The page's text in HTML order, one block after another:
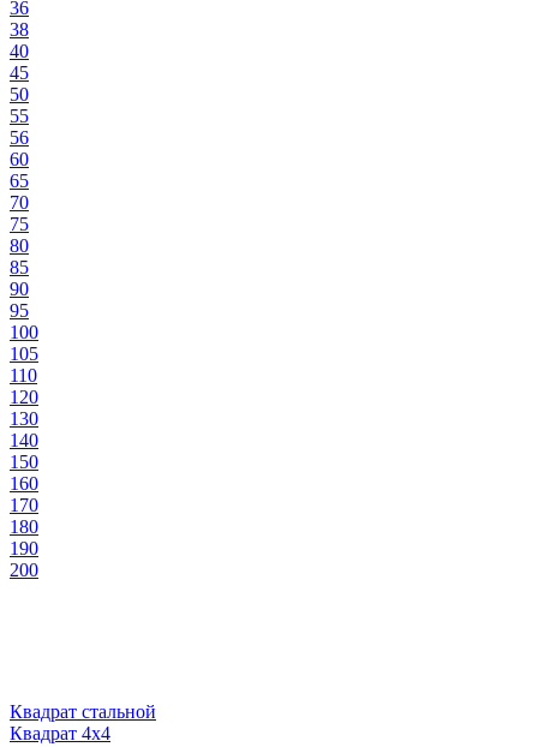
36
38
40
45
50
55
56
60
65
70
75
80
85
90
95
100
105
110
120
130
140
150
160
170
180
190
200
Квадрат стальной
Квадрат 4х4